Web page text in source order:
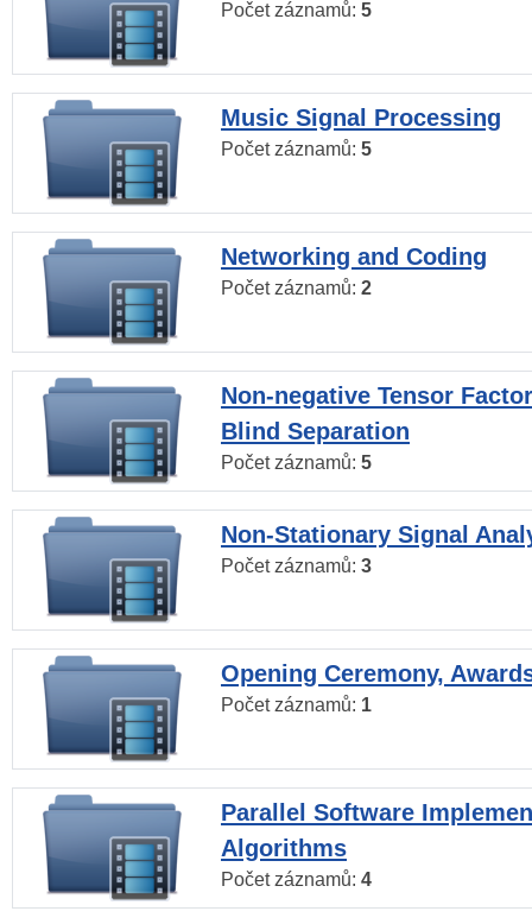
Počet záznamů: 5
Music Signal Processing
Počet záznamů: 5
Networking and Coding
Počet záznamů: 2
Non-negative Tensor
Blind Separation
Počet záznamů: 5
Non-Stationary Signal
Počet záznamů: 3
Opening Ceremony,
Počet záznamů: 1
Parallel Software
Algorithms
Počet záznamů: 4